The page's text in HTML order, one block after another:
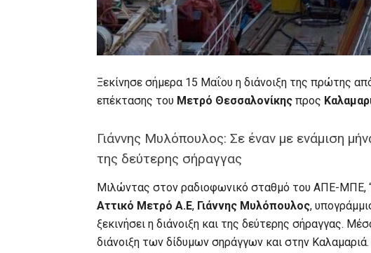
Ξεκίνησε σήμερα 15 Μαΐου η διάνοιξη της πρώτης
επέκτασης του Μετρό Θεσσαλονίκης προς
Γιάννης Μυλόπουλος: Σε έναν με ενάμιση
της δεύτερης σήραγγας
Μιλώντας στον ραδιοφωνικό σταθμό του ΑΠΕ-ΜΠΕ,
Αττικό Μετρό Α.Ε, Γιάννης Μυλόπουλος,
ξεκινήσει η διάνοιξη και της δεύτερης σήραγγας.
διάνοιξη των δίδυμων σηράγγων και στην